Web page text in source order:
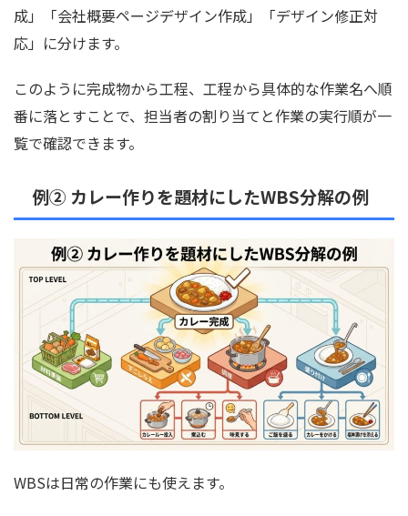
成」「会社概要ページデザイン作成」「デザイン修正対
応」に分けます。
このように完成物から工程、工程から具体的な作業名へ順
番に落とすことで、担当者の割り当てと作業の実行順が一
覧で確認できます。
例② カレー作りを題材にしたWBS分解の例
WBSは日常の作業にも使えます。